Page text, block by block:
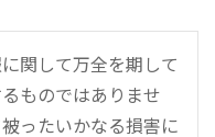
関して万全を期して
ものではありませ
ったいかなる損害に